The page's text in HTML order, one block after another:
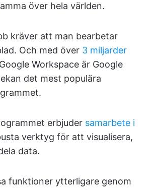
över hela världen.
kräver att man bearbetar
Och med över 3 miljarder
Google Workspace är Google
det mest populära
erbjuder samarbete i
verktyg för att visualisera,
data.
funktioner ytterligare genom